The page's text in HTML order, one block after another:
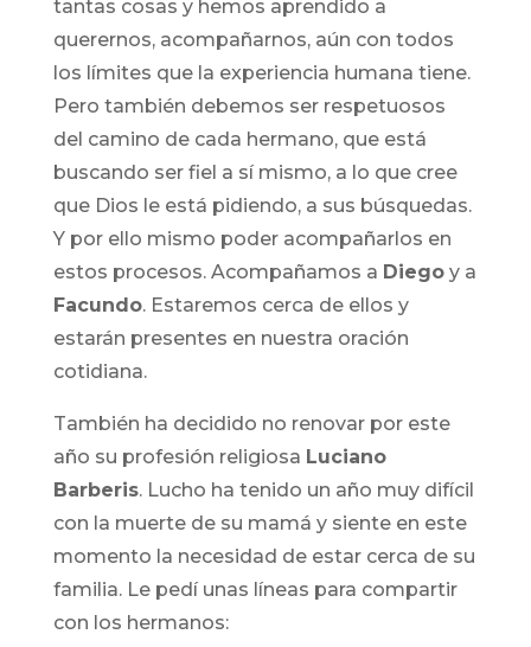
tantas cosas y hemos aprendido a
querernos, acompañarnos, aún con todos
los límites que la experiencia humana tiene.
Pero también debemos ser respetuosos
del camino de cada hermano, que está
buscando ser fiel a sí mismo, a lo que cree
que Dios le está pidiendo, a sus búsquedas.
Y por ello mismo poder acompañarlos en
estos procesos. Acompañamos a Diegoy a
Facundo. Estaremos cerca de ellos y
estarán presentes en nuestra oración
cotidiana.
También ha decidido no renovar por este
año su profesión religiosa Luciano
Barberis. Lucho ha tenido un año muy difícil
con la muerte de su mamá y siente en este
momento la necesidad de estar cerca de su
familia. Le pedí unas líneas para compartir
con los hermanos: